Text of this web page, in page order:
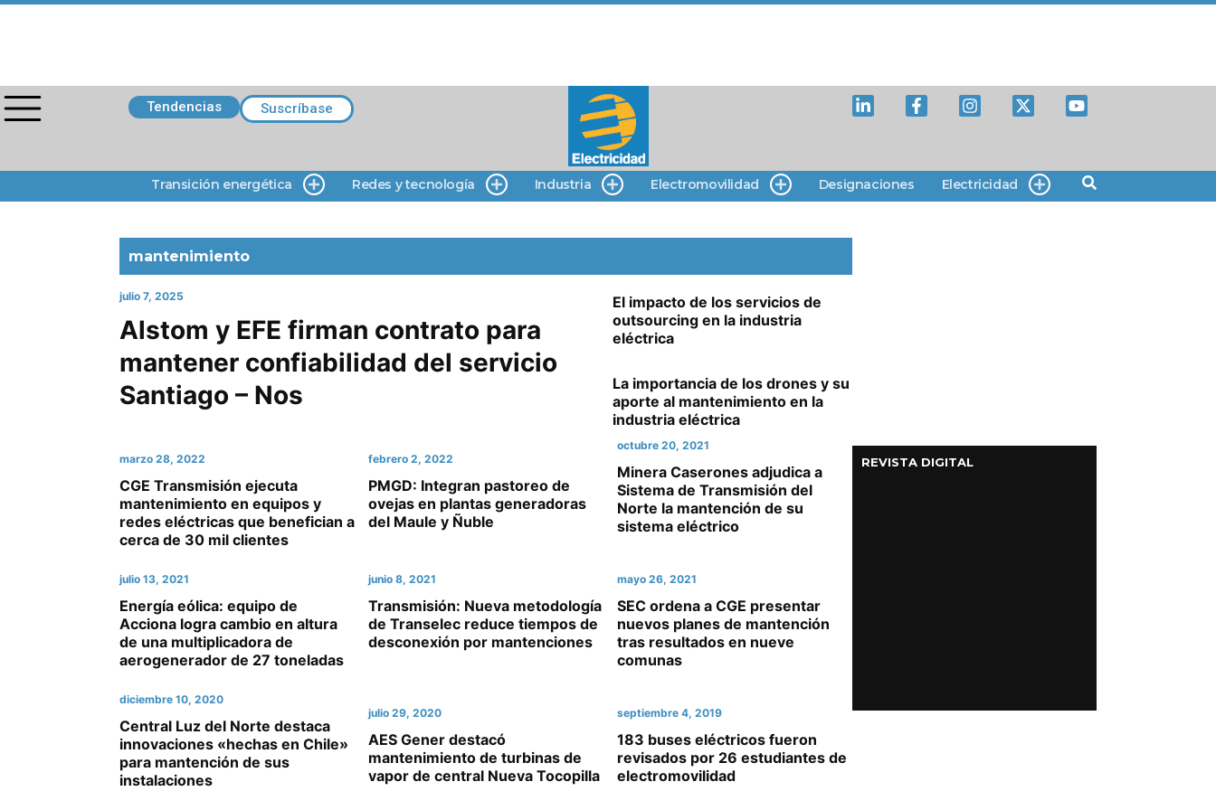
Tendencias Suscríbase
Transición energética Redes y tecnología Industria Electromovilidad Designaciones Electricidad
mantenimiento
julio 7, 2025
Alstom y EFE firman contrato para
mantener confiabilidad del servicio
Santiago – Nos
El impacto de los servicios de
outsourcing en la industria
eléctrica
La importancia de los drones y su
aporte al mantenimiento en la
industria eléctrica
marzo 28, 2022
CGE Transmisión ejecuta
mantenimiento en equipos y
redes eléctricas que benefician a
cerca de 30 mil clientes
febrero 2, 2022
PMGD: Integran pastoreo de
ovejas en plantas generadoras
del Maule y Ñuble
octubre 20, 2021
Minera Caserones adjudica a
Sistema de Transmisión del
Norte la mantención de su
sistema eléctrico
julio 13, 2021
Energía eólica: equipo de
Acciona logra cambio en altura
de una multiplicadora de
aerogenerador de 27 toneladas
junio 8, 2021
Transmisión: Nueva metodología
de Transelec reduce tiempos de
desconexión por mantenciones
mayo 26, 2021
SEC ordena a CGE presentar
nuevos planes de mantención
tras resultados en nueve
comunas
diciembre 10, 2020
Central Luz del Norte destaca
innovaciones «hechas en Chile»
para mantención de sus
instalaciones
julio 29, 2020
AES Gener destacó
mantenimiento de turbinas de
vapor de central Nueva Tocopilla
septiembre 4, 2019
183 buses eléctricos fueron
revisados por 26 estudiantes de
electromovilidad
REVISTA DIGITAL